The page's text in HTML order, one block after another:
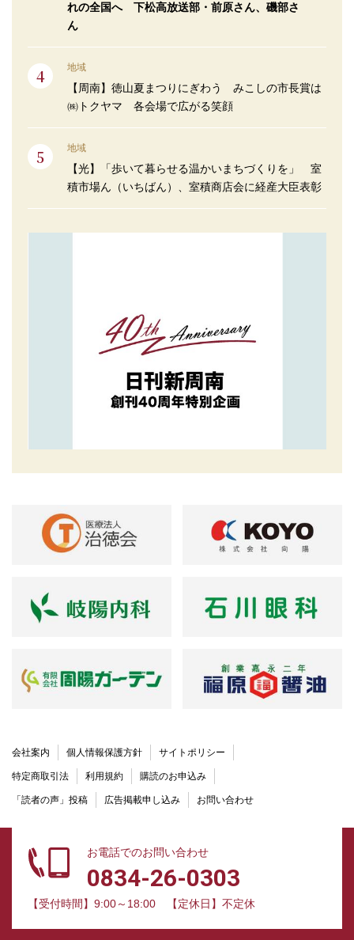
れの全国へ 下松高放送部・前原さん、磯部さ
ん
地域
【周南】徳山夏まつりにぎわう みこしの市長賞は
㈱トクヤマ 各会場で広がる笑顔
地域
【光】「歩いて暮らせる温かいまちづくりを」 室
積市場ん（いちばん）、室積商店会に経産大臣表彰
会社案内 個人情報保護方針 サイトポリシー
特定商取引法 利用規約 購読のお申込み
「読者の声」投稿 広告掲載申し込み お問い合わせ
お電話でのお問い合わせ
0834-26-0303
【受付時間】9:00～18:00 【定休日】不定休